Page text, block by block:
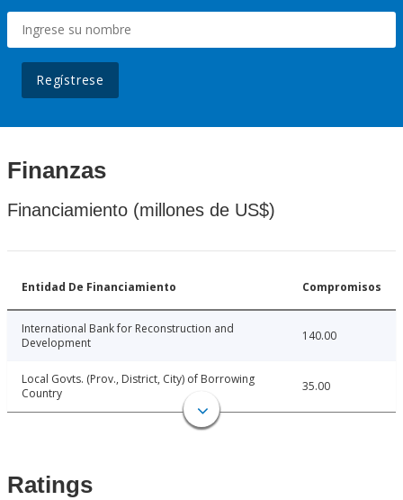
Regístrese
Finanzas
Financiamiento (millones de US$)
Entidad De Financiamiento Compromisos
International Bank for Reconstruction and
Development
140.00
Local Govts. (Prov., District, City) of Borrowing
Country
35.00
Ratings